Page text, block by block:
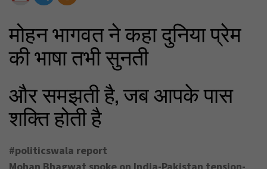
मोहन भागवत ने कहा दुनिया प्रेम
की भाषा तभी सुनती
और समझती है, जब आपके पास
शक्ति होती है
#politicswala report